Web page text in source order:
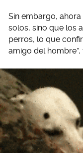
Sin embargo,
solos, sino que los
perros, lo que
amigo del